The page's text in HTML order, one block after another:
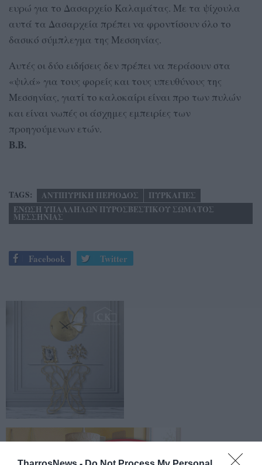
ευρώ για το Δασαρχείο Καλαμάτας. Με τα ψίχουλα
αυτά τα Δασαρχεία πρέπει να φροντίσουν όλο το
δασικό σύμπλεγμα της Μεσσηνίας.
Αυτές οι δύο ειδήσεις δεν πρέπει να περάσουν στα
«ψιλά» για τους φορείς και τους υπευθύνους της
Μεσσηνίας, γιατί το καλοκαίρι είναι προ των πυλών
και είναι νωπές οι άσχημες εμπειρίες των
προηγούμενων ετών.
Β.Β.
TAGS: ΑΝΤΙΠΥΡΙΚΗ ΠΕΡΙΟΔΟΣ
ΠΥΡΚΑΓΙΕΣ
ΕΝΩΣΗ ΥΠΑΛΛΗΛΩΝ ΠΥΡΟΣΒΕΣΤΙΚΟΥ ΣΩΜΑΤΟΣ
ΜΕΣΣΗΝΙΑΣ
Facebook Twitter